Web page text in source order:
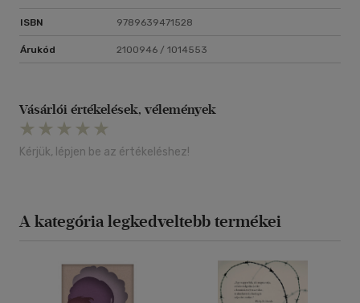
ISBN 9789639471528
Árukód 2100946 / 1014553
Vásárlói értékelések, vélemények
Kérjük, lépjen be az értékeléshez!
A kategória legkedveltebb termékei